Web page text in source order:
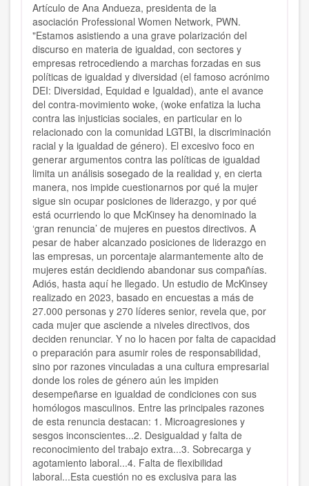
Artículo de Ana Andueza, presidenta de la
asociación Professional Women Network, PWN.
"Estamos asistiendo a una grave polarización del
discurso en materia de igualdad, con sectores y
empresas retrocediendo a marchas forzadas en sus
políticas de igualdad y diversidad (el famoso acrónimo
DEI: Diversidad, Equidad e Igualdad), ante el avance
del contra-movimiento woke, (woke enfatiza la lucha
contra las injusticias sociales, en particular en lo
relacionado con la comunidad LGTBI, la discriminación
racial y la igualdad de género). El excesivo foco en
generar argumentos contra las políticas de igualdad
limita un análisis sosegado de la realidad y, en cierta
manera, nos impide cuestionarnos por qué la mujer
sigue sin ocupar posiciones de liderazgo, y por qué
está ocurriendo lo que McKinsey ha denominado la
‘gran renuncia’ de mujeres en puestos directivos. A
pesar de haber alcanzado posiciones de liderazgo en
las empresas, un porcentaje alarmantemente alto de
mujeres están decidiendo abandonar sus compañías.
Adiós, hasta aquí he llegado. Un estudio de McKinsey
realizado en 2023, basado en encuestas a más de
27.000 personas y 270 líderes senior, revela que, por
cada mujer que asciende a niveles directivos, dos
deciden renunciar. Y no lo hacen por falta de capacidad
o preparación para asumir roles de responsabilidad,
sino por razones vinculadas a una cultura empresarial
donde los roles de género aún les impiden
desempeñarse en igualdad de condiciones con sus
homólogos masculinos. Entre las principales razones
de esta renuncia destacan: 1. Microagresiones y
sesgos inconscientes...2. Desigualdad y falta de
reconocimiento del trabajo extra...3. Sobrecarga y
agotamiento laboral...4. Falta de flexibilidad
laboral...Esta cuestión no es exclusiva para las